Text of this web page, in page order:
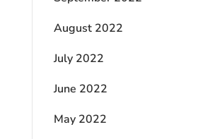
August 2022
July 2022
June 2022
May 2022